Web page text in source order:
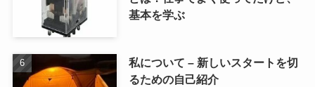
基本を学ぶ
私について – 新しいスタートを切
るための自己紹介